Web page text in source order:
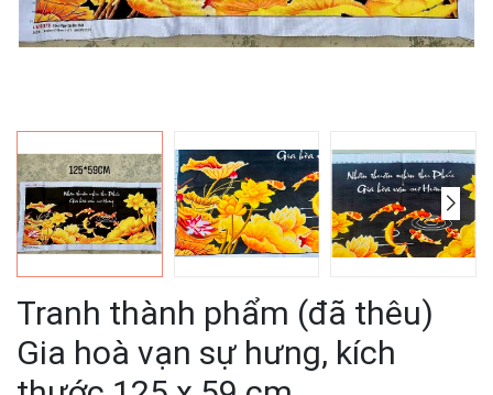
Tranh thành phẩm (đã thêu)
Gia hoà vạn sự hưng, kích